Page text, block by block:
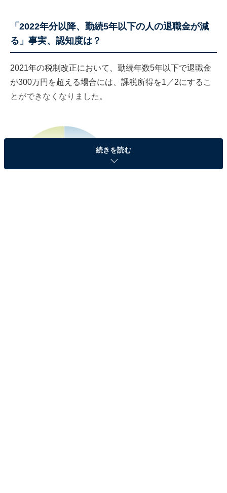
「2022年分以降、勤続5年以下の人の退職金が減
る」事実、認知度は？
2021年の税制改正において、勤続年数5年以下で退職金
が300万円を超える場合には、課税所得を1／2にするこ
とができなくなりました。
続きを読む